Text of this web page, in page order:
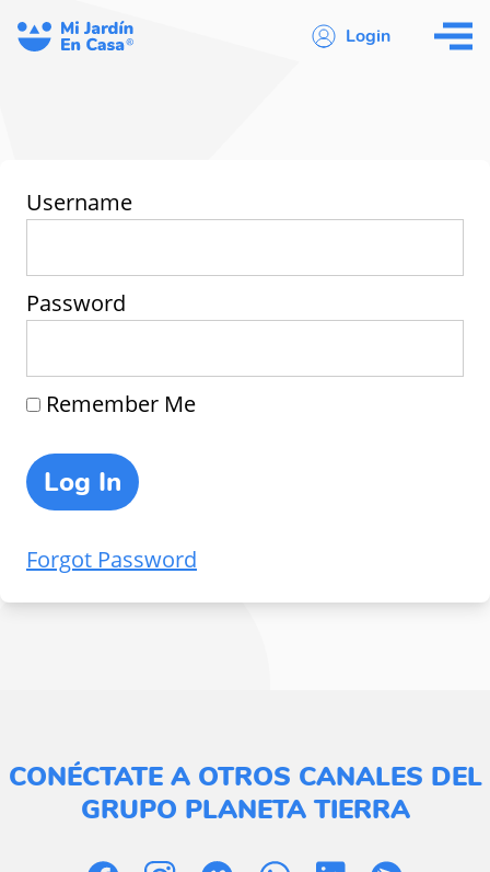
Login
Username
Password
Remember Me
Forgot Password
CONÉCTATE A OTROS CANALES DEL
GRUPO PLANETA TIERRA